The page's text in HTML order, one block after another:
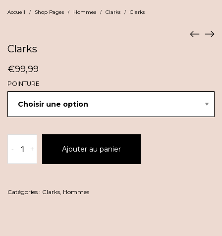
Accueil / Shop Pages / Hommes / Clarks / Clarks
Clarks
€99,99
POINTURE
-
de
Clarks
+ Ajouter au panier
Catégories : Clarks Hommes